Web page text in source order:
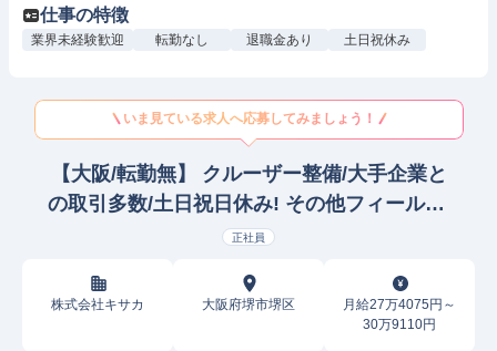
仕事の特徴
業界未経験歓迎 転勤なし 退職金あり 土日祝休み
いま見ている求人へ応募してみましょう！
【大阪/転勤無】 クルーザー整備/大手企業と
の取引多数/土日祝日休み! その他フィールド/
サポートエンジニア(機械/電気/電子製品専門
正社員
株式会社キサカ 大阪府堺市堺区
月給27万4075円～
30万9110円